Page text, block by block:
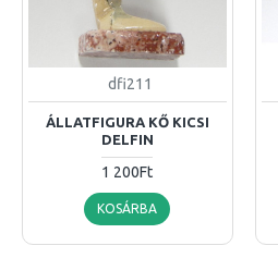
dfi211
ÁLLATFIGURA KŐ KICSI
DELFIN
1 200Ft
KOSÁRBA